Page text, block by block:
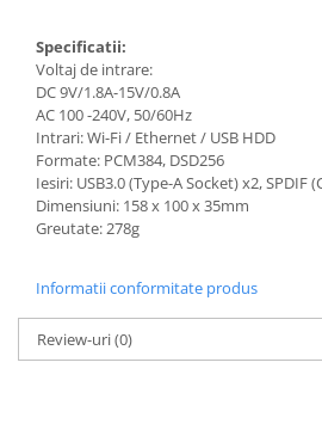
Specificatii:
Voltaj de intrare:
DC 9V/1.8A-15V/0.8A
AC 100 -240V, 50/60Hz
Intrari: Wi-Fi / Ethernet / USB HDD
Formate: PCM384, DSD256
Iesiri: USB3.0 (Type-A Socket) x2, SPDIF
Dimensiuni: 158 x 100 x 35mm
Greutate: 278g
Informatii conformitate produs
Review-uri(0)